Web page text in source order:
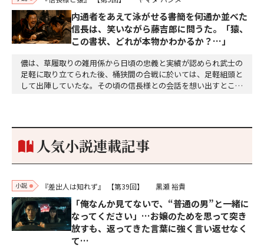
内通者をあえて泳がせる――書簡を何通か並べた
信長は、笑いながら藤吉郎に問うた。「猿、
この書状、どれが本物かわかるか？…」
儂は、草履取りの雑用係から日頃の忠義と実績が認められ武士の
足軽に取り立てられた後、桶狭間の合戦に於いては、足軽組頭と
して出陣していたな。その頃の信長様との会話を想い出すとこん
り。どうして勝てたのか、未だにわかりません。…
人気小説連載記事
小説 『差出人は知れず』 【第39回】 黒瀬 裕貴
「俺なんか見てないで、“普通の男”と一緒に
なってください」…お嬢のためを思って突き
放すも、返ってきた言葉に強く言い返せなく
て…